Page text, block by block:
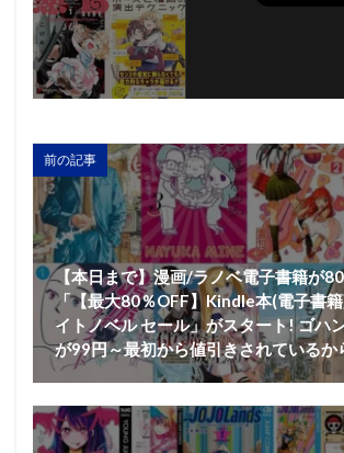
前の記事
【本日まで】漫画/ラノベ電子書籍が
「【最大80％OFF】Kindle本(電子書
イトノベル セール」がスタート! ゴハ
が99円～最初から値引きされているか